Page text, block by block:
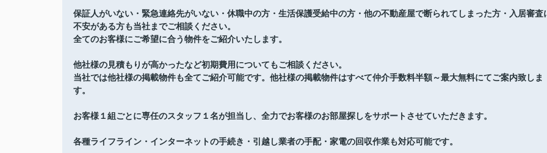
保証人がいない・緊急連絡先がいない・休職中の方・生活保護受給中の方・他の不動産屋で断られてしまった方・入居審査
不安がある方も当社までご相談ください。
全てのお客様にご希望に合う物件をご紹介いたします。
他社様の見積もりが高かったなど初期費用についてもご相談ください。
当社では他社様の掲載物件も全てご紹介可能です。他社様の掲載物件はすべて仲介手数料半額～最大無料にてご案内致しま
す。
お客様１組ごとに専任のスタッフ１名が担当し、全力でお客様のお部屋探しをサポートさせていただきます。
各種ライフライン・インターネットの手続き・引越し業者の手配・家電の回収作業も対応可能です。